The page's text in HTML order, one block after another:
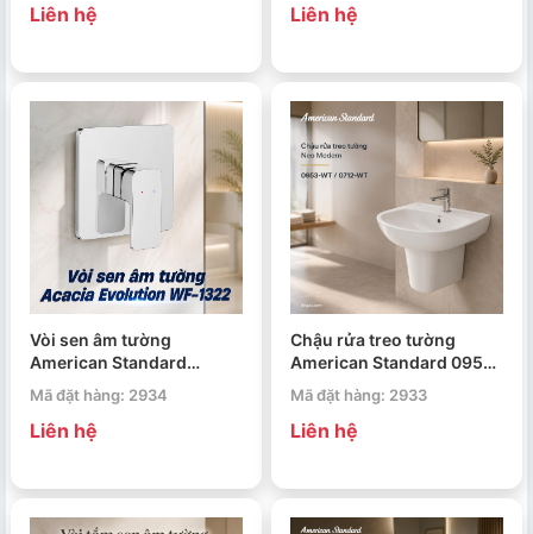
Liên hệ Liên hệ
Vòi sen âm tường
American Standard
Acacia Evolution WF-I322
Mã đặt hàng: 2934
Liên hệ
Chậu rửa treo tường
American Standard 0953-
WT / 0712-WT Neo
Modern
Mã đặt hàng: 2933
Liên hệ